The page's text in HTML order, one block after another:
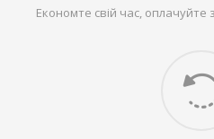
Економте свій час,